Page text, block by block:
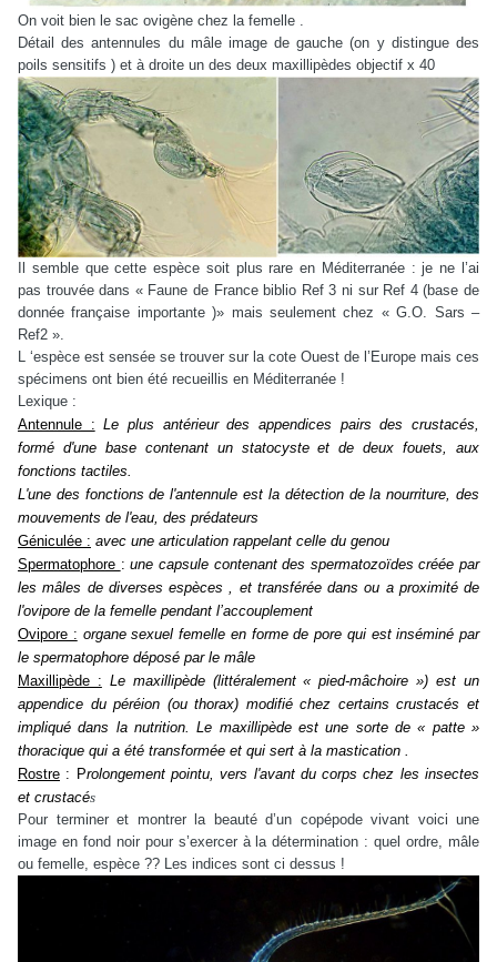
On voit bien le sac ovigène chez la femelle .
Détail des antennules du mâle image de gauche (on y distingue des
poils sensitifs ) et à droite un des deux maxillipèdes objectif x 40
Il semble que cette espèce soit plus rare en Méditerranée : je ne l’ai
pas trouvée dans « Faune de France biblio Ref 3 ni sur Ref 4 (base de
donnée française importante )» mais seulement chez « G.O. Sars –
Ref2 ».
L ‘espèce est sensée se trouver sur la cote Ouest de l’Europe mais ces
spécimens ont bien été recueillis en Méditerranée !
Lexique :
Antennule : Le plus antérieur des appendices pairs des crustacés,
formé d'une base contenant un statocyste et de deux fouets, aux
fonctions tactiles.
L'une des fonctions de l'antennule est la détection de la nourriture, des
mouvements de l'eau, des prédateurs
Géniculée : avec une articulation rappelant celle du genou
Spermatophore :une capsule contenant des spermatozoïdes créée par
les mâles de diverses espèces , et transféréedans ou a proximité de
l'ovipore de la femelle pendant l’accouplement
Ovipore : organe sexuel femelle en forme de pore qui est inséminé par
le spermatophore déposé par le mâle
Maxillipède : Le maxillipède (littéralement « pied-mâchoire ») estun
appendice du péréion (ou thorax) modifié chez certains crustacés et
impliqué dans la nutrition. Le maxillipède est une sorte de « patte »
thoracique qui a été transformée et qui sert à la mastication .
Rostre : Prolongement pointu, vers l'avant du corps chez les insectes
et crustacés
Pour terminer et montrer la beauté d’un copépode vivant voici une
image en fond noir pour s’exercer à la détermination : quel ordre, mâle
ou femelle, espèce ?? Les indices sont ci dessus !